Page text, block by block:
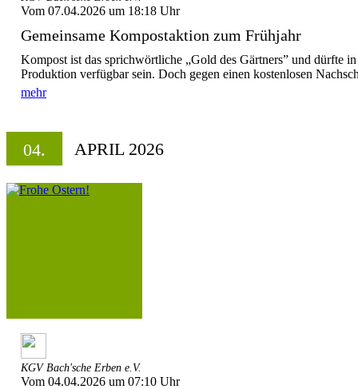
Vom 07.04.2026 um 18:18 Uhr
Gemeinsame Kompostaktion zum Frühjahr
Kompost ist das sprichwörtliche „Gold des Gärtners” und dürfte
Produktion verfügbar sein. Doch gegen einen kostenlosen
mehr
04. APRIL 2026
KGV Bach'sche Erben e.V.
Vom 04.04.2026 um 07:10 Uhr